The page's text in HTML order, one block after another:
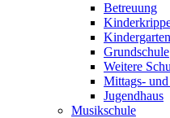
Betreuung
Kindergarten
Grundschule
Weitere
Mittags-
Jugendhaus
Musikschule